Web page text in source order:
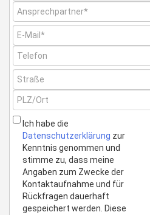
Ich habe die
Datenschutzerklärung zur
Kenntnis genommen und
stimme zu, dass meine
Angaben zum Zwecke der
Kontaktaufnahme und für
Rückfragen dauerhaft
gespeichert werden. Diese